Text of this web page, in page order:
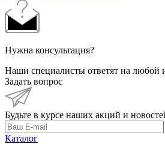
Нужна консультация?
Наши специалисты ответят на любой
Задать вопрос
Будьте в курсе наших акций и
Каталог